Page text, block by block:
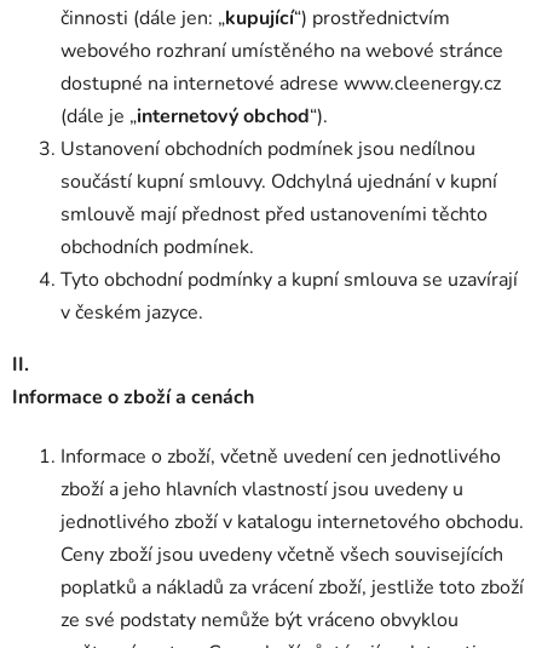
činnosti (dále jen: „kupující“) prostřednictvím
webového rozhraní umístěného na webové stránce
dostupné na internetové adrese www.cleenergy.cz
(dále je „internetový obchod“).
Ustanovení obchodních podmínek jsou nedílnou
součástí kupní smlouvy. Odchylná ujednání v kupní
smlouvě mají přednost před ustanoveními těchto
obchodních podmínek.
Tyto obchodní podmínky a kupní smlouva se uzavírají
v českém jazyce.
II.
Informace o zboží a cenách
Informace o zboží, včetně uvedení cen jednotlivého
zboží a jeho hlavních vlastností jsou uvedeny u
jednotlivého zboží v katalogu internetového obchodu.
Ceny zboží jsou uvedeny včetně všech souvisejících
poplatků a nákladů za vrácení zboží, jestliže toto zboží
ze své podstaty nemůže být vráceno obvyklou